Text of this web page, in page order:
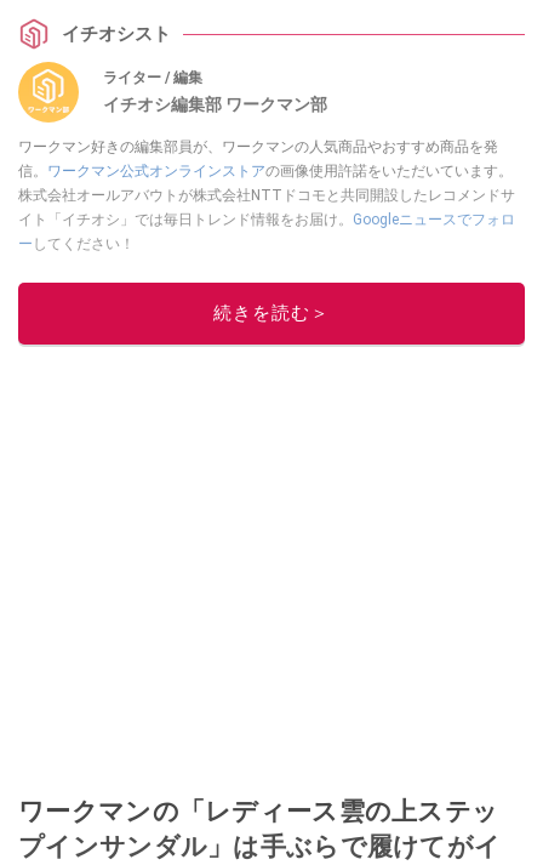
イチオシスト
ライター / 編集
イチオシ編集部 ワークマン部
ワークマン好きの編集部員が、ワークマンの人気商品やおすすめ商品を発
信。 ワークマン公式オンラインストアの画像使用許諾をいただいています。
株式会社オールアバウトが株式会社NTTドコモと共同開設したレコメンドサ
イト「イチオシ」では毎日トレンド情報をお届け。 Googleニュースでフォロ
ー してください！
このイチオシストの他の記事を読む
続きを読む＞
ワークマンの「レディース雲の上ステッ
プインサンダル」は手ぶらで履けてがイ